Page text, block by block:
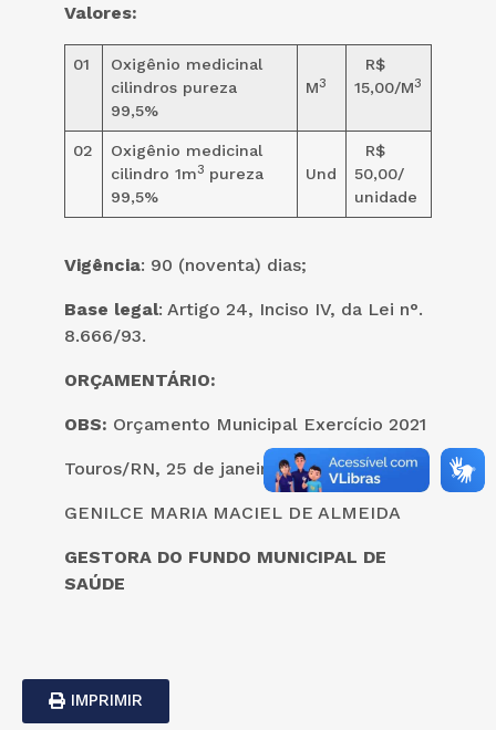
Valores:
01
Oxigênio medicinal
cilindros pureza
99,5%
M3
R$
15,00/M3
02
Oxigênio medicinal
cilindro 1m3 pureza
99,5%
Und
R$
50,00/
unidade
Vigência: 90 (noventa) dias;
Base legal: Artigo 24, Inciso IV, da Lei n°.
8.666/93.
ORÇAMENTÁRIO:
OBS: Orçamento Municipal Exercício 2021
Touros/RN, 25 de janeiro de 2021.
GENILCE MARIA MACIEL DE ALMEIDA
GESTORA DO FUNDO MUNICIPAL DE
SAÚDE
IMPRIMIR